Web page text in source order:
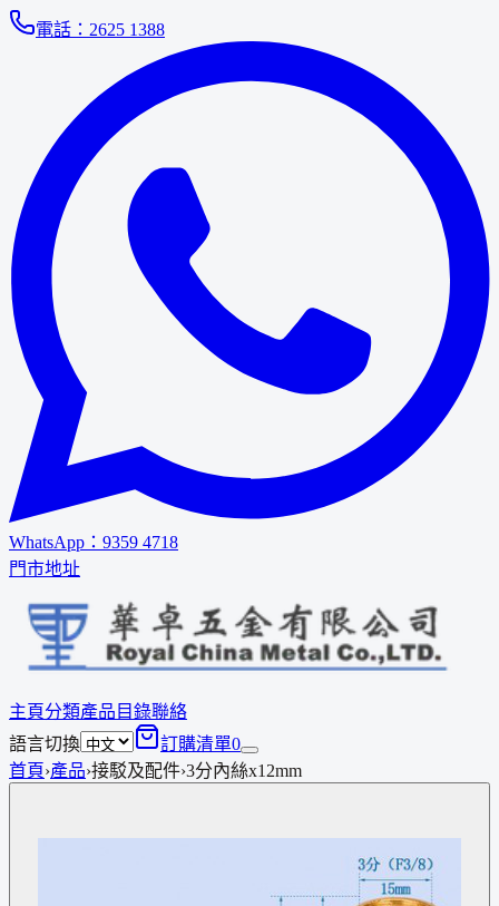
電話： 2625 1388
WhatsApp： 9359 4718
門市地址
主頁分類產品 目錄聯絡
語言切換
訂購清單0
首頁›產品›接駁及配件›3分內絲x12mm